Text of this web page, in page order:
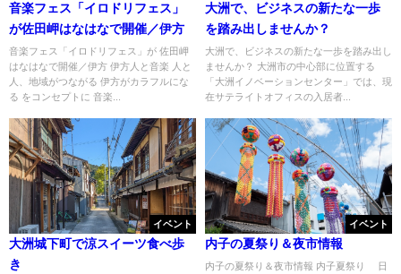
音楽フェス「イロドリフェス」
が佐田岬はなはなで開催／伊方
音楽フェス「イロドリフェス」が 佐田岬
はなはなで開催／伊方 伊方人と音楽 人と
人、地域がつながる 伊方がカラフルにな
る をコンセプトに 音楽...
大洲で、ビジネスの新たな一歩
を踏み出しませんか？
大洲で、ビジネスの新たな一歩を踏み出し
ませんか？ 大洲市の中心部に位置する
「大洲イノベーションセンター」では、現
在サテライトオフィスの入居者...
イベント
大洲城下町で涼スイーツ食べ歩
き
イベント
内子の夏祭り＆夜市情報
内子の夏祭り＆夜市情報 内子夏祭り 日